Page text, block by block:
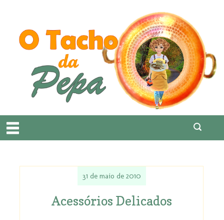
31 de maio de 2010
Acessórios Delicados